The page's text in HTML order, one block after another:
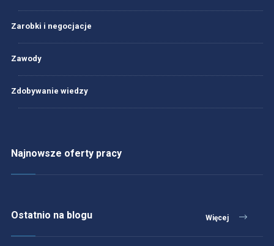
Zarobki i negocjacje
Zawody
Zdobywanie wiedzy
Najnowsze oferty pracy
Ostatnio na blogu Więcej